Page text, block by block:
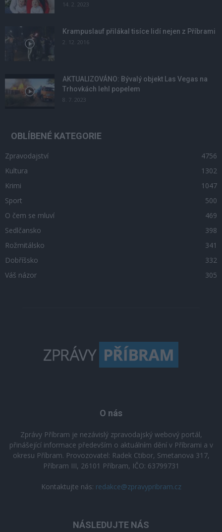
14. 2. 2023
Krampuslauf přilákal tisíce lidí nejen z Příbrami
2. 12. 2016
AKTUALIZOVÁNO: Bývalý objekt Las Vegas na
Trhovkách lehl popelem
8. 7. 2023
OBLÍBENÉ KATEGORIE
Zpravodajství
4756
Kultura
1302
Krimi
1047
Sport
500
O čem se mluví
469
Sedlčansko
398
Rožmitálsko
341
Dobříšsko
332
Váš názor
305
O nás
Zprávy Příbram je nezávislý zpravodajský webový portál,
přinášející informace především o aktuálním dění v Příbrami a v
okresu Příbram. Provozovatel: Radek Ctibor, Smetanova 317,
Příbram III, 26101 Příbram, IČO: 63799731
Kontaktujte nás: redakce@zpravypribram.cz
NÁSLEDUJTE NÁS